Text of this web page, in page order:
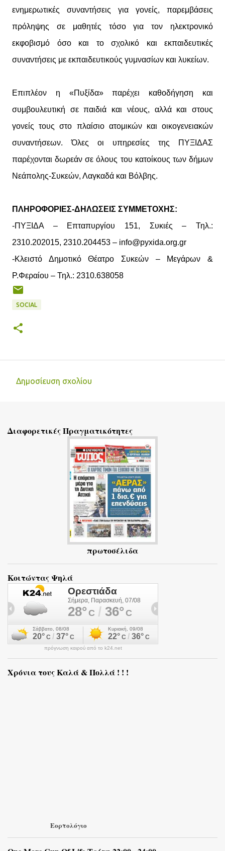
ενημερωτικές συναντήσεις για γονείς, παρεμβάσεις
πρόληψης σε μαθητές τόσο για τον ηλεκτρονικό
εκφοβισμό όσο και το σχολικό και εκπαιδευτικές
συναντήσεις με εκπαιδευτικούς γυμνασίων και λυκείων.
Επιπλέον η «Πυξίδα» παρέχει καθοδήγηση και
συμβουλευτική σε παιδιά και νέους, αλλά και στους
γονείς τους στο πλαίσιο ατομικών και οικογενειακών
συναντήσεων. Όλες οι υπηρεσίες της ΠΥΞΙΔΑΣ
παρέχονται δωρεάν σε όλους του κατοίκους των δήμων
Νεάπολης-Συκεών, Λαγκαδά και Βόλβης.
ΠΛΗΡΟΦΟΡΙΕΣ-ΔΗΛΩΣΕΙΣ ΣΥΜΜΕΤΟΧΗΣ:
-ΠΥΞΙΔΑ – Επταπυργίου 151, Συκιές – Τηλ.:
2310.202015, 2310.204453 – info@pyxida.org.gr
-Κλειστό Δημοτικό Θέατρο Συκεών – Μεγάρων &
Ρ.Φεραίου – Τηλ.: 2310.638058
SOCIAL
λ
Δημοσίευση σχολίου
Διαφορετικές Πραγματικότητες
πρωτοσέλιδα
Κοιτώντας Ψηλά
πρόγνωση καιρού από το k24.net
Χρόνια τους Καλά & Πολλά ! ! !
Εορτολόγιο